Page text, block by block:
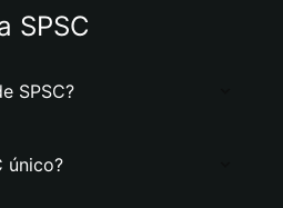
SPSC
SPSC?
único?